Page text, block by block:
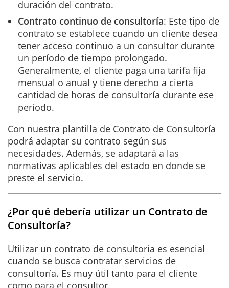
duración del contrato.
Contrato continuo de consultoría: Este tipo de
contrato se establece cuando un cliente desea
tener acceso continuo a un consultor durante
un período de tiempo prolongado.
Generalmente, el cliente paga una tarifa fija
mensual o anual y tiene derecho a cierta
cantidad de horas de consultoría durante ese
período.
Con nuestra plantilla de Contrato de Consultoría
podrá adaptar su contrato según sus
necesidades. Además, se adaptará a las
normativas aplicables del estado en donde se
preste el servicio.
¿Por qué debería utilizar un Contrato de
Consultoría?
Utilizar un contrato de consultoría es esencial
cuando se busca contratar servicios de
consultoría. Es muy útil tanto para el cliente
como para el consultor.